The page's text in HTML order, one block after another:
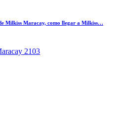
Milkiss Maracay, como llegar a Milkiss…
2103